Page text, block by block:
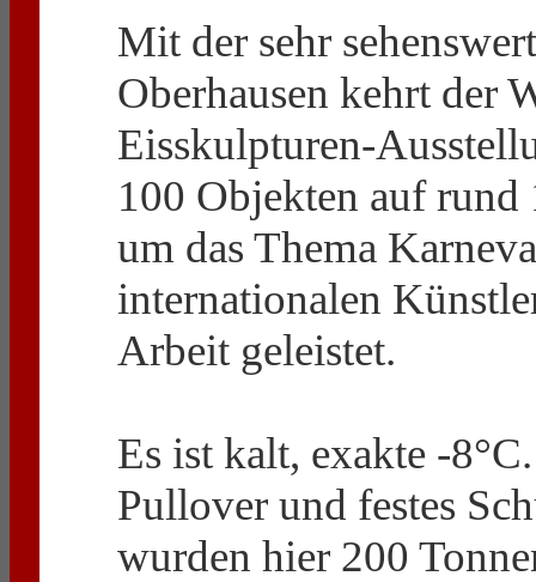
Mit der sehr
Oberhausen kehrt der
Eisskulpturen-
100 Objekten auf rund
um das Thema
internationalen
Arbeit geleistet.
Es ist kalt, exakte -
Pullover und festes
wurden hier 200